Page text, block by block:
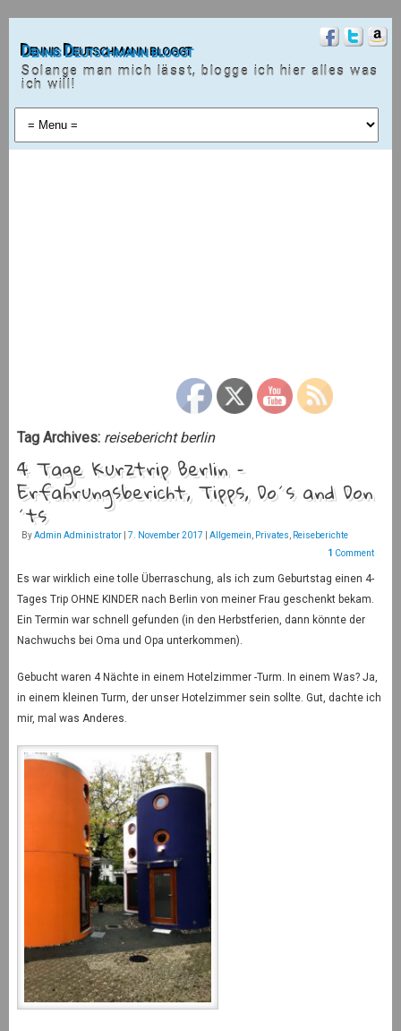
Dennis Deutschmann bloggt
Solange man mich lässt, blogge ich hier alles was
ich will!
Tag Archives: reisebericht berlin
4 Tage Kurztrip Berlin –
Erfahrungsbericht, Tipps, Do´s and Don
´ts
ByAdmin Administrator 7. November 2017 Allgemein Privates
Reiseberichte
1 Comment
Es war wirklich eine tolle Überraschung, als ich zum Geburtstag einen 4-
Tages Trip OHNE KINDER nach Berlin von meiner Frau geschenkt bekam.
Ein Termin war schnell gefunden (in den Herbstferien, dann könnte der
Nachwuchs bei Oma und Opa unterkommen).
Gebucht waren 4 Nächte in einem Hotelzimmer -Turm. In einem Was? Ja,
in einem kleinen Turm, der unser Hotelzimmer sein sollte. Gut, dachte ich
mir, mal was Anderes.